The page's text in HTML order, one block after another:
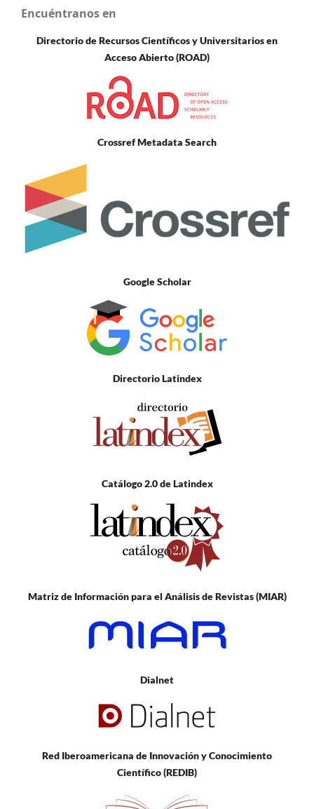
Encuéntranos en
Directorio de Recursos Científicos y Universitarios en
Acceso Abierto (ROAD)
Crossref Metadata Search
Google Scholar
Directorio Latindex
Catálogo 2.0 de Latindex
Matriz de Información para el Análisis de Revistas (MIAR)
Dialnet
Red Iberoamericana de Innovación y Conocimiento
Científico (REDIB)